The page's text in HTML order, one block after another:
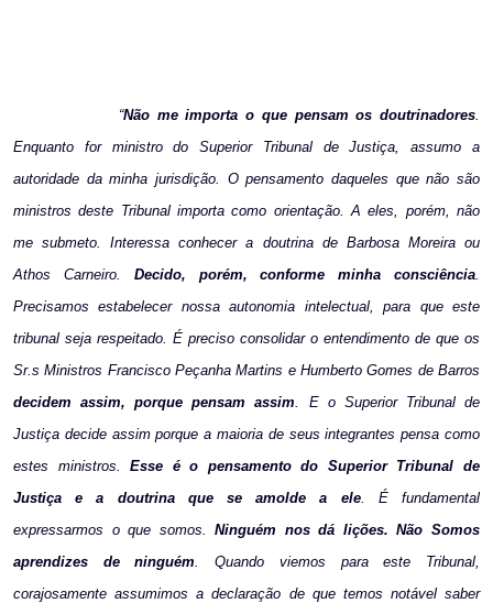
“Não me importa o que pensam os doutrinadores.
Enquanto for ministro do Superior Tribunal de Justiça, assumo a
autoridade da minha jurisdição. O pensamento daqueles que não são
ministros deste Tribunal importa como orientação. A eles, porém, não
me submeto. Interessa conhecer a doutrina de Barbosa Moreira ou
Athos Carneiro. Decido, porém, conforme minha consciência.
Precisamos estabelecer nossa autonomia intelectual, para que este
tribunal seja respeitado. É preciso consolidar o entendimento de que os
Sr.s Ministros Francisco Peçanha Martins e Humberto Gomes de Barros
decidem assim, porque pensam assim. E o Superior Tribunal de
Justiça decide assim porque a maioria de seus integrantes pensa como
estes ministros.Esse é o pensamento do Superior Tribunal de
Justiça e a doutrina que se amolde a ele. É fundamental
expressarmos o que somos.Ninguém nos dá lições. Não Somos
aprendizes de ninguém. Quando viemos para este Tribunal,
corajosamente assumimos a declaração de que temos notável saber